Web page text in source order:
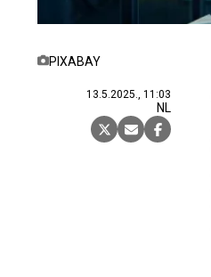
PIXABAY
13.5.2025., 11:03
NL